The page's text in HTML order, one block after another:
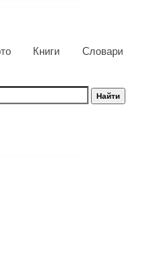
Книги Словари